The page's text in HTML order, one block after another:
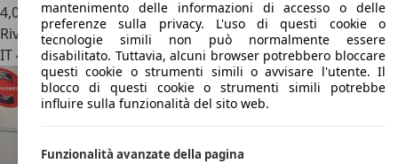
4,0 l/100 km (comb.)
Rivenditore
IT 40056Località Calcara Valsamoggia - Bologna
mantenimento delle informazioni di accesso o delle
preferenze sulla privacy. L'uso di questi cookie o
tecnologie simili non può normalmente essere
disabilitato. Tuttavia, alcuni browser potrebbero bloccare
questi cookie o strumenti simili o avvisare l'utente. Il
blocco di questi cookie o strumenti simili potrebbe
influire sulla funzionalità del sito web.
Funzionalità avanzate della pagina